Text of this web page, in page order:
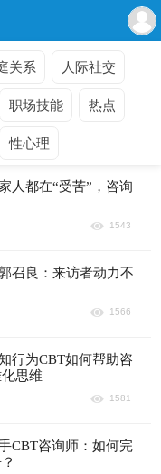
关系 人际社交
职场技能 热点
性心理
人都在“受苦”，咨询
1543
召良：来访者动力不
1566
行为CBT如何帮助咨
思维
1581
CBT咨询师：如何完